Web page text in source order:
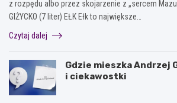
z rozpędu albo przez skojarzenie z „sercem
GIŻYCKO (7 liter) EŁK Ełk to największe…
Czytaj dalej
Gdzie mieszka Andrzej
i ciekawostki